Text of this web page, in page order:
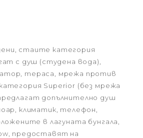
стаите категория
с душ (студена вода),
тераса, мрежа против
Superior (без мрежа
допълнително душ
климатик, телефон,
в лагуната бунгала,
предоставят на